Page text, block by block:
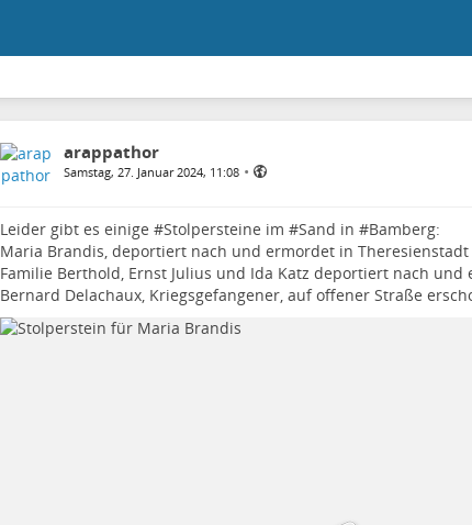
arappathor
Samstag, 27. Januar 2024, 11:08 •
Leider gibt es einige #Stolpersteine im #Sand in #Bamberg:
Maria Brandis, deportiert nach und ermordet in Theresienstadt
Familie Berthold, Ernst Julius und Ida Katz deportiert nach und
Bernard Delachaux, Kriegsgefangener, auf offener Straße